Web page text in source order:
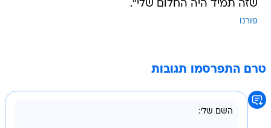
שזה תמיד היה החלום שלי".
פורנו
טרם התפרסמו תגובות